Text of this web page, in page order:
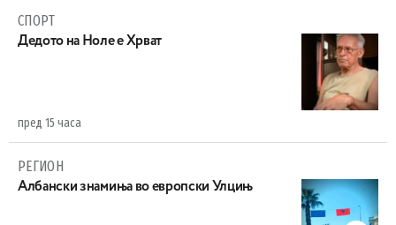
СПОРТ
Дедото на Ноле е Хрват
пред 15 часа
РЕГИОН
Aлбански знамиња во европски Улцињ